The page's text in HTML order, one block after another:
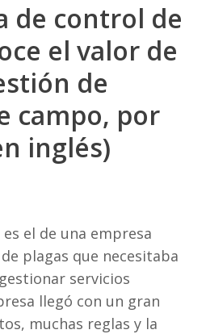
de control de
el valor de
de
campo, por
inglés)
el de una empresa
plagas que necesitaba
servicios
llegó con un gran
muchas reglas y la